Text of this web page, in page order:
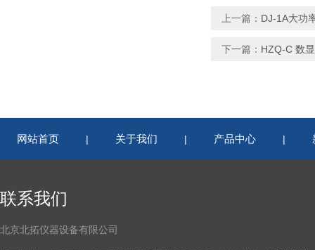
上一篇： DJ-1A大功
下一篇： HZQ-C 数
网站首页 | 关于我们 | 产品中心 |
联系我们
北京北拓仪器设备有限公司